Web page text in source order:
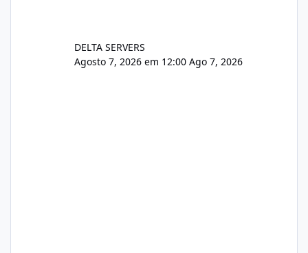
DELTA SERVERS
Agosto 7, 2026 em 12:00 Ago 7, 2026